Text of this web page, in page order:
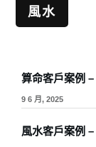
風水
算命客戶案例
9 6 月, 2025
風水客戶案例